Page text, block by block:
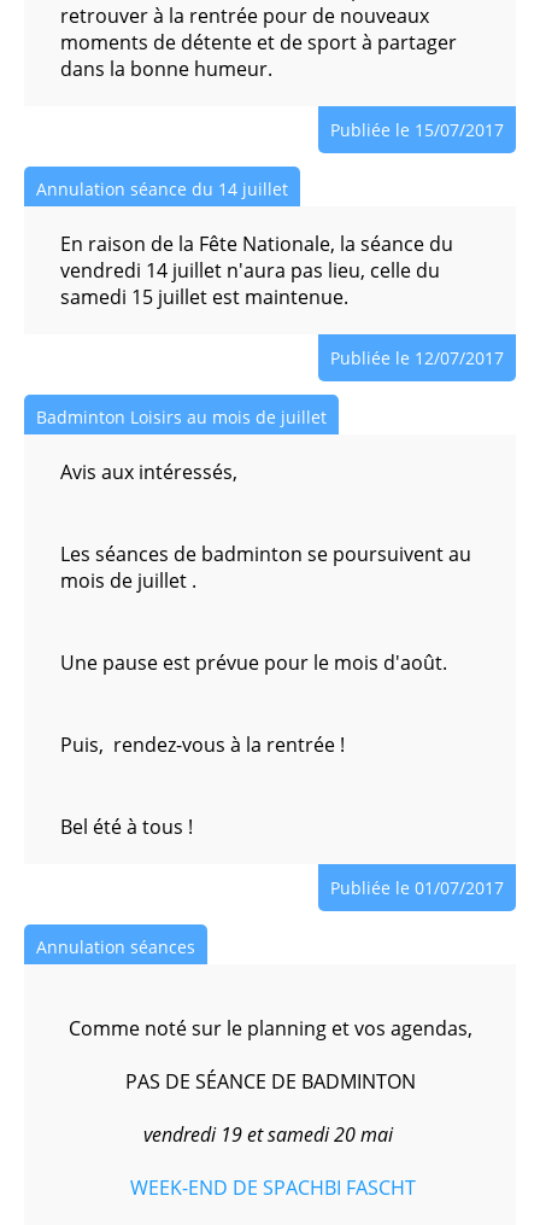
retrouver à la rentrée pour de nouveaux
moments de détente et de sport à partager
dans la bonne humeur.
Publiée le 15/07/2017
Annulation séance du 14 juillet
En raison de la Fête Nationale, la séance du
vendredi 14 juillet n'aura pas lieu, celle du
samedi 15 juillet est maintenue.
Publiée le 12/07/2017
Badminton Loisirs au mois de juillet
Avis aux intéressés,
Les séances de badminton se poursuivent au
mois de juillet .
Une pause est prévue pour le mois d'août.
Puis, rendez-vous à la rentrée !
Bel été à tous !
Publiée le 01/07/2017
Annulation séances
Comme noté sur le planning et vos agendas,
PAS DE SÉANCE DE BADMINTON
vendredi 19 et samedi 20 mai
WEEK-END DE SPACHBI FASCHT